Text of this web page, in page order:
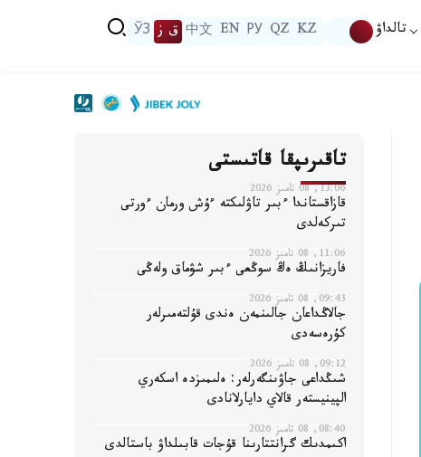
تالداۋ KZ
QZ
РУ
EN
中文 ق ز ЎЗ
تاقىرىپقا قاتىستى
13:06, 08 تامىز 2026
قازاقستاندا ءبىر تاۋلىكتە ءۇش ورمان ءورتى
تىركەلدى
11:06, 08 تامىز 2026
فاريزانىڭ ەڭ سوڭعى ءبىر شۋماق ولەڭى
09:43, 08 تامىز 2026
جالاڭداعان جالىنمەن ەندى قۇلتەمىرلەر
كۇرەسەدى
09:12, 08 تامىز 2026
شىڭداعى جاۋىنگەرلەر: ەلىمىزدە اسكەري
الپينيستەر قالاي دايارلانادى
08:40, 08 تامىز 2026
اكىمدىك گرانتتارىنا قۇجات قابىلداۋ باستالدى